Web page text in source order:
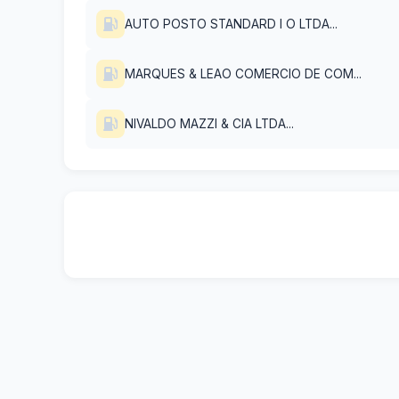
AUTO POSTO STANDARD I O LTDA...
MARQUES & LEAO COMERCIO DE COM...
NIVALDO MAZZI & CIA LTDA...